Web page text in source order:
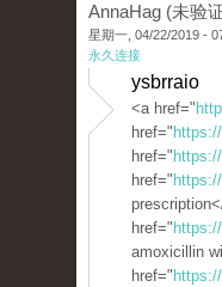
AnnaHag (未验
星期一, 04/22/2019 -
永久连接
ysbrraio
<a href="
href="
href="
href="
href="
amoxicillin
href="